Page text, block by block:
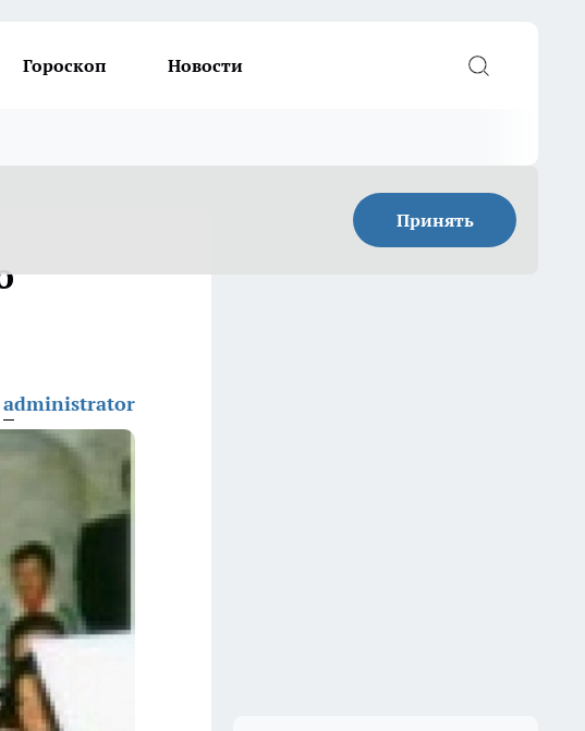
Гороскоп Новости
Принять
administrator